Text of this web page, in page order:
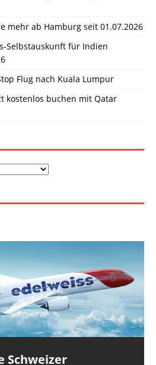
mehr ab Hamburg seit 01.07.2026
Selbstauskunft für Indien
Flug nach Kuala Lumpur
kostenlos buchen mit Qatar
Schweizer